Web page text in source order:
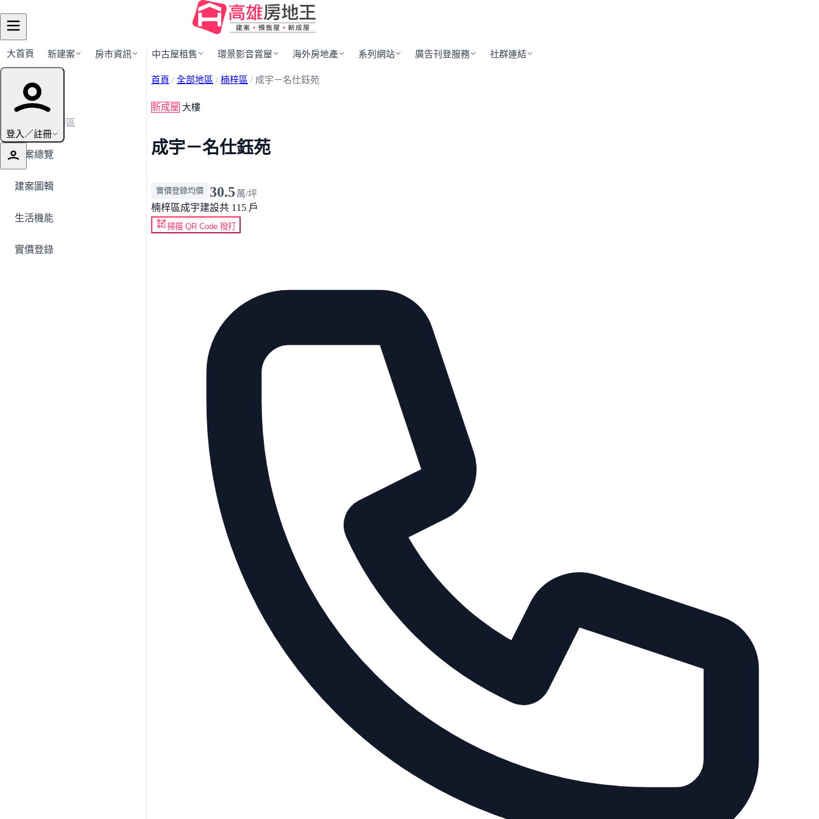
大首頁 新建案 房市資訊 中古屋租售 環景影音賞屋 海外房地產 系列網站 廣告刊登服務 社群連結
登入／註冊
建案導覽
← 返回楠梓區
建案總覽
建案圖輯
生活機能
實價登錄
首頁 / 全部地區 / 楠梓區 / 成宇－名仕鈺苑
新成屋 大樓
成宇－名仕鈺苑
實價登錄均價 30.5 萬/坪
楠梓區成宇建設共 115 戶
掃描 QR Code 撥打